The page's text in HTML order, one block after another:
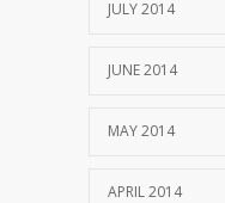
JULY 2014
JUNE 2014
MAY 2014
APRIL 2014